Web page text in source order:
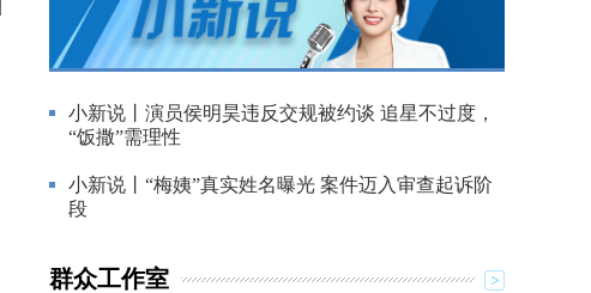
小新说丨演员侯明昊违反交规被约谈 追星不过度，
“饭撒”需理性
小新说丨“梅姨”真实姓名曝光 案件迈入审查起诉阶
段
群众工作室